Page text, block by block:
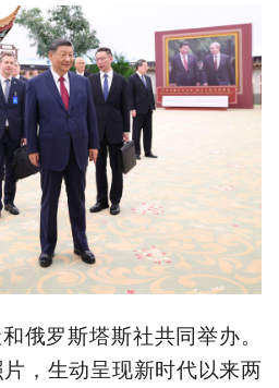
俄罗斯塔斯社共同举办。
，生动呈现新时代以来两